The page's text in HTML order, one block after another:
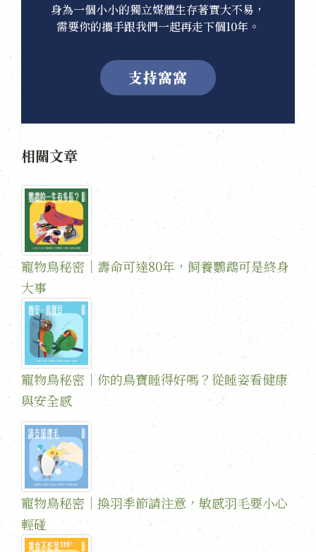
身為一個小小的獨立媒體生存著實大不易，
需要你的攜手跟我們一起再走下個10年。
支持窩窩
相關文章
寵物鳥秘密｜壽命可達80年，飼養鸚鵡可是終身
大事
寵物鳥秘密｜你的鳥寶睡得好嗎？從睡姿看健康
與安全感
寵物鳥秘密｜換羽季節請注意，敏感羽毛要小心
輕碰